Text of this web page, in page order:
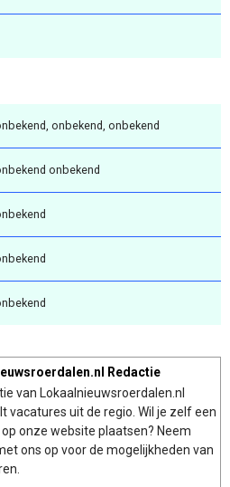
onbekend, onbekend
onbekend
Redactie
van Lokaalnieuwsroerdalen.nl
vacatures uit de regio. Wil je zelf een
onze website plaatsen? Neem
ons op voor de mogelijkheden van